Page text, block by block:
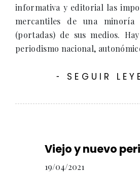
informativa y editorial las
mercantiles de una minoría
(portadas) de sus medios.
periodismo nacional,
- SEGUIR
Viejo y nuevo
19/04/2021